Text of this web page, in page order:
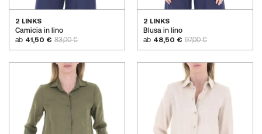
2 LINKS
Camicia in lino
ab 41,50 € 83,00 €
2 LINKS
Blusa in lino
ab 48,50 € 97,00 €